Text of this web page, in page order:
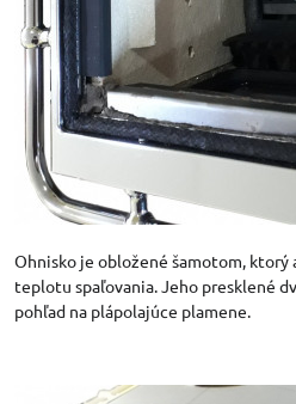
Ohnisko je obložené šamotom,
teplotu spaľovania. Jeho presklené
pohľad na plápolajúce plamene.